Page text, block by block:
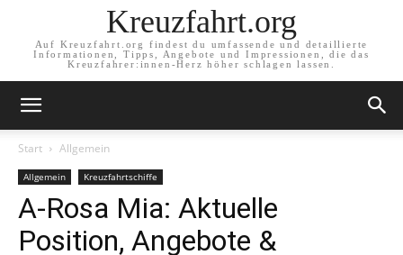
Kreuzfahrt.org
Auf Kreuzfahrt.org findest du umfassende und detaillierte
Informationen, Tipps, Angebote und Impressionen, die das
Kreuzfahrer:innen-Herz höher schlagen lassen.
Start Allgemein
Allgemein Kreuzfahrtschiffe
A-Rosa Mia: Aktuelle
Position, Angebote &